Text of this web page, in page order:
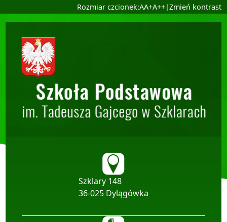
Przejdź do głównej treści Przejdź do
Rozmiar czcionek:Ustaw domyślną czcionkę
AUstaw większą czcionkę
A+Ustaw największą
A++|Zmień kontrast
Dane teleadresowe
Szklary 148
36-025 Dylągówka